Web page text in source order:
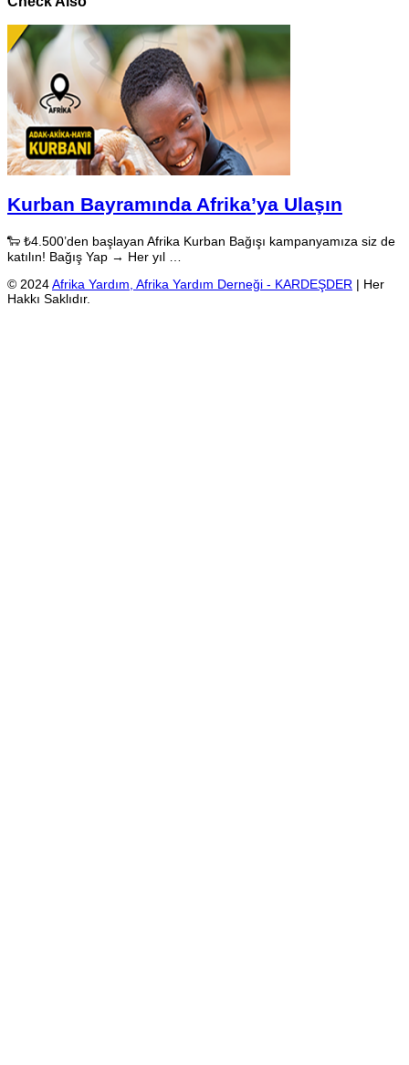
Kurban Bayramında Afrika’ya Ulaşın
🐑 ₺4.500’den başlayan Afrika Kurban Bağışı kampanyamıza siz de
katılın! Bağış Yap → Her yıl …
© 2024Afrika Yardım, Afrika Yardım Derneği - KARDEŞDER | Her
Hakkı Saklıdır.